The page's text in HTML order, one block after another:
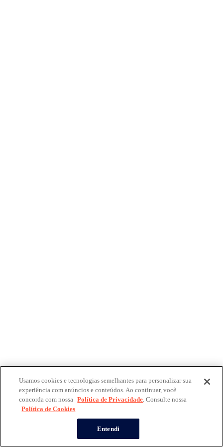
Usamos cookies e tecnologias semelhantes para personalizar sua
experiência com anúncios e conteúdos. Ao continuar, você
concorda com nossa Política de Privacidade. Consulte nossa
Política de Cookies
Entendi